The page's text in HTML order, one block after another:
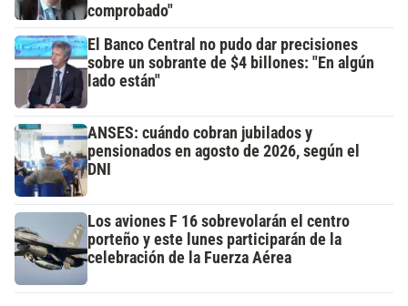
comprobado"
El Banco Central no pudo dar precisiones
sobre un sobrante de $4 billones: "En algún
lado están"
ANSES: cuándo cobran jubilados y
pensionados en agosto de 2026, según el
DNI
Los aviones F 16 sobrevolarán el centro
porteño y este lunes participarán de la
celebración de la Fuerza Aérea